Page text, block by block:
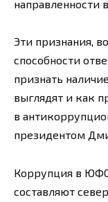
направленности
Эти признания,
способности
признать
выглядят и как
в
президентом
Коррупция в
составляют